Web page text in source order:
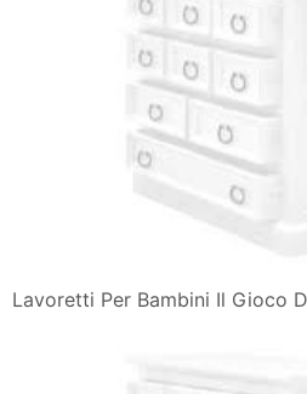
Lavoretti Per Bambini Il Gioco